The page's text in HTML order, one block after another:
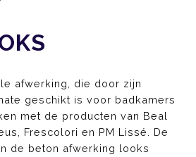
afwerking, die door zijn
geschikt is voor badkamers
met de producten van Beal
Frescolori en PM Lissé. De
de beton afwerking looks